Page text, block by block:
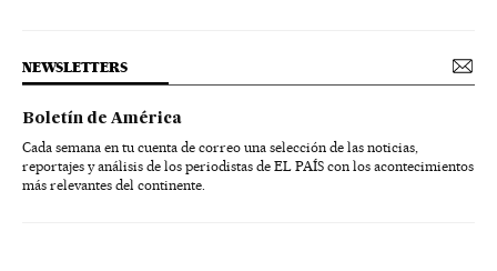
NEWSLETTERS
Boletín de América
Cada semana en tu cuenta de correo una selección de las noticias,
reportajes y análisis de los periodistas de EL PAÍS con los acontecimientos
más relevantes del continente.